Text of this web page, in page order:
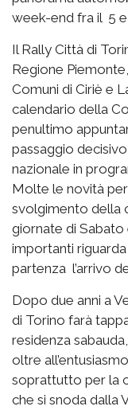
week-end fra il 5
Il Rally Città di
Regione
Comuni di Ciriè e
calendario della
penultimo
passaggio
nazionale in
Molte le novità
svolgimento della
giornate di Sabato
importanti
partenza l’arrivo
Dopo due anni a
di Torino farà
residenza
oltre
soprattutto per la
che si snoda dalla